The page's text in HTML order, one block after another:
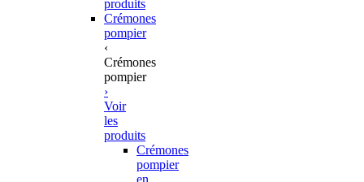
produits
Crémones
pompier
‹
Crémones
pompier
›
Voir
les
produits
Crémones
pompier
en